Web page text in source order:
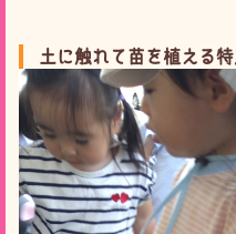
土に触れて苗を植える